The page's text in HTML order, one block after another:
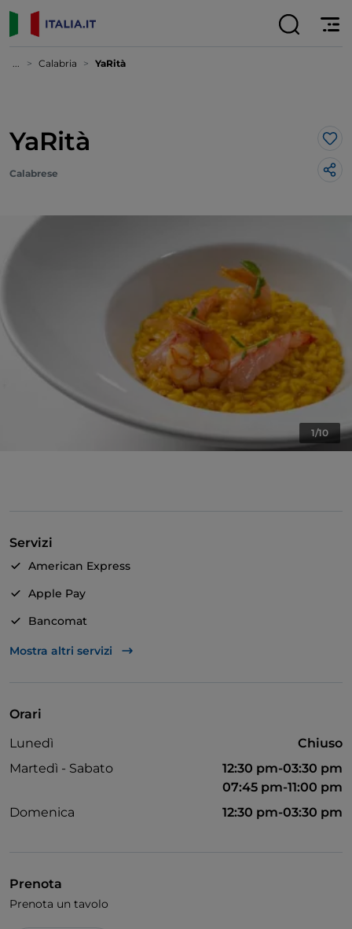
... Calabria YaRità
YaRità
Calabrese
1/10
Servizi
American Express
Apple Pay
Bancomat
Google Pay
Animali ammessi
Si parla francese
Mostra altri servizi
Orari
Lunedì
Chiuso
Martedì - Sabato
12:30 pm-03:30 pm
07:45 pm-11:00 pm
Domenica
12:30 pm-03:30 pm
Prenota
Prenota un tavolo